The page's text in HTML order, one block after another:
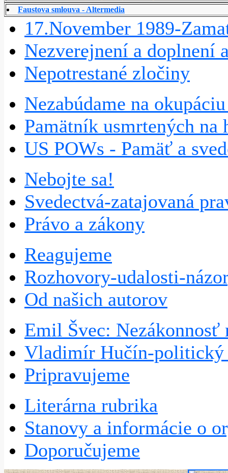
Faustova smlouva - Altermedia
17.November 1989-
Nezverejnení a doplnení
Nepotrestané zločiny
Nezabúdame na
Pamätník usmrtených na
US POWs - Pamäť a
Nebojte sa!
Svedectvá-zatajovaná
Právo a zákony
Reagujeme
Rozhovory-udalosti-
Od našich autorov
Emil Švec: Nezákonnosť
Vladimír Hučín-politický
Pripravujeme
Literárna rubrika
Stanovy a informácie o
Doporučujeme